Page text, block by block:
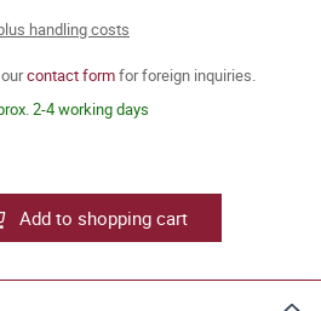
handling costs
contact formfor foreign inquiries.
2-4 working days
Add to shopping cart